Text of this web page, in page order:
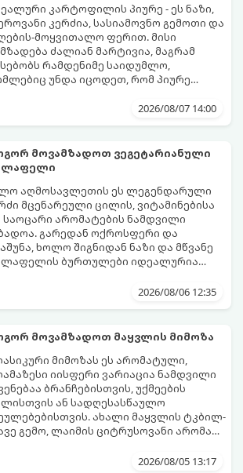
კარტოფილის პიურე - ეს ნაზი,
კერძია, სასიამოვნო გემოთი და
მოყვითალო ფერით. მისი
ძალიან მარტივია, მაგრამ
რამდენიმე საიდუმლო,
უნდა იცოდეთ, რომ პიურე
2026/08/07 14:00
მოვამზადოთ ვეგეტარიანული
აღმოსავლეთის ეს ლეგენდარული
მცენარეული ცილის, ვიტამინებისა
საოცარი არომატების ნამდვილი
გარედან ოქროსფერი და
ხოლო შიგნიდან ნაზი და მწვანე
ბურთულები იდეალურია
ერთად ან ტახინის (სესამის)
რომ გამოიყენება
ფორმა იდეალურად შეინარჩუნოს
არ დაიშალოს.
დრო: 20 წუთი (დამატებით
ჩალბობის დრო: 12-24 საათი)
დრო: 10–15 წუთი ულუფა: 20–24 ცალი
(4–6 პორცია)
2026/08/06 12:35
მოვამზადოთ მაყვლის მიმოზა
მიმოზას ეს არომატული,
იისფერი ვარიაცია ნამდვილი
ბრანჩებისთვის, უქმეების
ან სადღესასწაულო
ახალი მაყვლის ტკბილ-
გემო, ლაიმის ციტრუსოვანი არომატი
დახვეწილ და მაგრილებელ
მის მომზადებას მინიმალური2026/08/05 13:17